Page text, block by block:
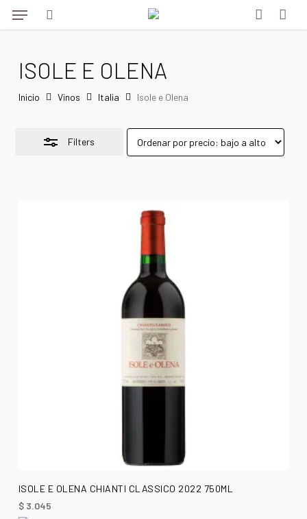
Skip
to
content
search account
Menu
ISOLE E OLENA
Inicio Vinos Italia Isole e Olena
Filters
Close
AÑADIR AL CARRITO
ISOLE E OLENA CHIANTI CLASSICO 2022 750ML
$3.045
Menu